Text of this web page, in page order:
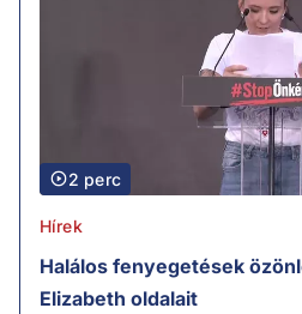
2 perc
Hírek
Halálos fenyegetések
Elizabeth oldalait